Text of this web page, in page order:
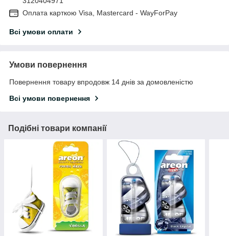
Оплата карткою Visa, Mastercard - WayForPay
Всі умови оплати
Умови повернення
Повернення товару впродовж 14 днів за домовленістю
Всі умови повернення
Подібні товари компанії